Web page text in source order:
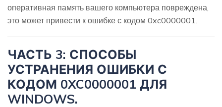
оперативная память вашего компьютера повреждена,
это может привести к ошибке с кодом 0xc0000001.
ЧАСТЬ 3: СПОСОБЫ
УСТРАНЕНИЯ ОШИБКИ С
КОДОМ 0XC0000001 ДЛЯ
WINDOWS.